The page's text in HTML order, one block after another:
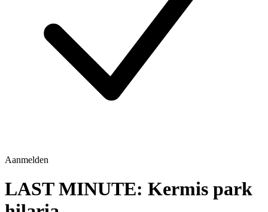
Aanmelden
LAST MINUTE: Kermis park